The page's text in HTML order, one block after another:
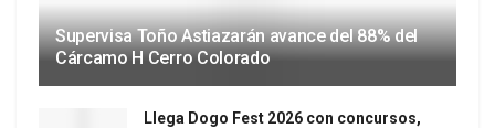
Supervisa Toño Astiazarán avance del 88% del
Cárcamo H Cerro Colorado
Llega Dogo Fest 2026 con concursos,